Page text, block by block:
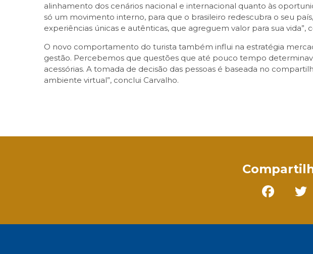
alinhamento dos cenários nacional e internacional quanto às
só um movimento interno, para que o brasileiro redescubra o seu
experiências únicas e autênticas, que agreguem valor para sua vida”,
O novo comportamento do turista também influi na estratégia
gestão. Percebemos que questões que até pouco tempo
acessórias. A tomada de decisão das pessoas é baseada no
ambiente virtual”, conclui Carvalho.